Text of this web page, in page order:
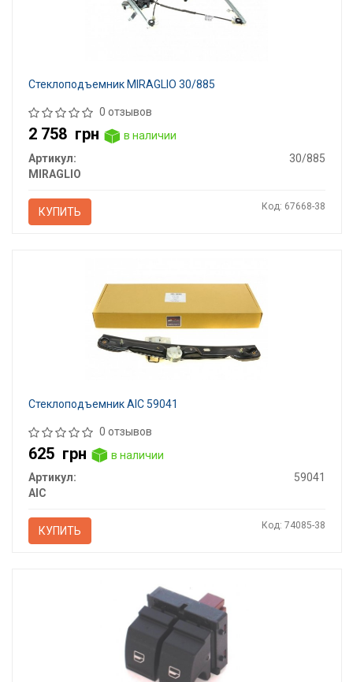
Стеклоподъемник MIRAGLIO 30/885
0 отзывов
2 758 грн
в наличии
Артикул:
30/885
MIRAGLIO
КУПИТЬ Код: 67668-38
Стеклоподъемник AIC 59041
0 отзывов
625 грн
в наличии
Артикул:
59041
AIC
КУПИТЬ Код: 74085-38